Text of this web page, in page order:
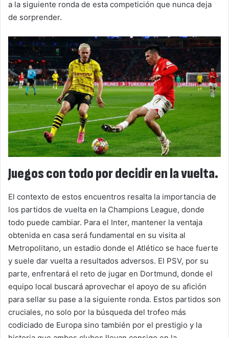
a la siguiente ronda de esta competición que nunca deja
de sorprender.
Juegos con todo por decidir en la vuelta.
El contexto de estos encuentros resalta la importancia de
los partidos de vuelta en la Champions League, donde
todo puede cambiar. Para el Inter, mantener la ventaja
obtenida en casa será fundamental en su visita al
Metropolitano, un estadio donde el Atlético se hace fuerte
y suele dar vuelta a resultados adversos. El PSV, por su
parte, enfrentará el reto de jugar en Dortmund, donde el
equipo local buscará aprovechar el apoyo de su afición
para sellar su pase a la siguiente ronda. Estos partidos son
cruciales, no solo por la búsqueda del trofeo más
codiciado de Europa sino también por el prestigio y la